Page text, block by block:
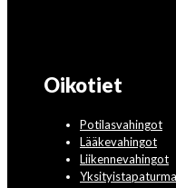
Oikotiet
Potilasvahingot
Lääkevahingot
Liikennevahingot